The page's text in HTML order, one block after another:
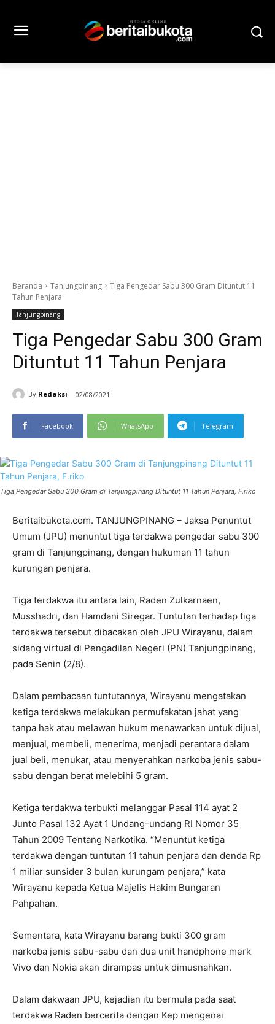
Beranda Tanjungpinang
Tiga Pengedar Sabu 300 Gram Dituntut 11
Tahun Penjara
Tanjungpinang
Tiga Pengedar Sabu 300 Gram
Dituntut 11 Tahun Penjara
By Redaksi 02/08/2021
Facebook WhatsApp Telegram
Tiga Pengedar Sabu 300 Gram di Tanjungpinang Dituntut 11 Tahun Penjara, F.riko
Beritaibukota.com. TANJUNGPINANG – Jaksa Penuntut
Umum (JPU) menuntut tiga terdakwa pengedar sabu 300
gram di Tanjungpinang, dengan hukuman 11 tahun
kurungan penjara.
Tiga terdakwa itu antara lain, Raden Zulkarnaen,
Musshadri, dan Hamdani Siregar. Tuntutan terhadap tiga
terdakwa tersebut dibacakan oleh JPU Wirayanu, dalam
sidang virtual di Pengadilan Negeri (PN) Tanjungpinang,
pada Senin (2/8).
Dalam pembacaan tuntutannya, Wirayanu mengatakan
ketiga terdakwa melakukan permufakatan jahat yang
tanpa hak atau melawan hukum menawarkan untuk dijual,
menjual, membeli, menerima, menjadi perantara dalam
jual beli, menukar, atau menyerahkan narkoba jenis sabu-
sabu dengan berat melebihi 5 gram.
Ketiga terdakwa terbukti melanggar Pasal 114 ayat 2
Junto Pasal 132 Ayat 1 Undang-undang RI Nomor 35
Tahun 2009 Tentang Narkotika. “Menuntut ketiga
terdakwa dengan tuntutan 11 tahun penjara dan denda Rp
1 miliar sunsider 3 bulan kurungam penjara,” kata
Wirayanu kepada Ketua Majelis Hakim Bungaran
Pahpahan.
Sementara, kata Wirayanu barang bukti 300 gram
narkoba jenis sabu-sabu dan dua unit handphone merk
Vivo dan Nokia akan dirampas untuk dimusnahkan.
Dalam dakwaan JPU, kejadian itu bermula pada saat
terdakwa Raden bercerita dengan Kep mengenai